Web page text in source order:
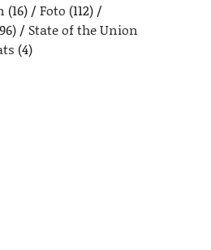
(16) Foto (112)
State of the Union
(4)